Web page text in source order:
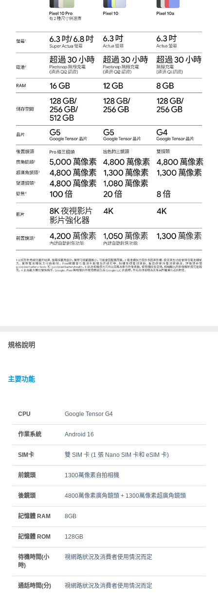
規格說明
主要功能
CPU Google Tensor G4
作業系統 Android 16
SIM卡 雙 SIM 卡 (1 張 Nano SIM 卡和 eSIM 卡)
前鏡頭 1300萬像素自拍相機
後鏡頭 4800萬像素廣角鏡頭 + 1300萬像素超廣角鏡頭
記憶體 RAM 8GB
記憶體 ROM 128GB
待機時間(小
時)
視網路狀況及消費者使用情況而定
通話時間(分) 視網路狀況及消費者使用情況而定